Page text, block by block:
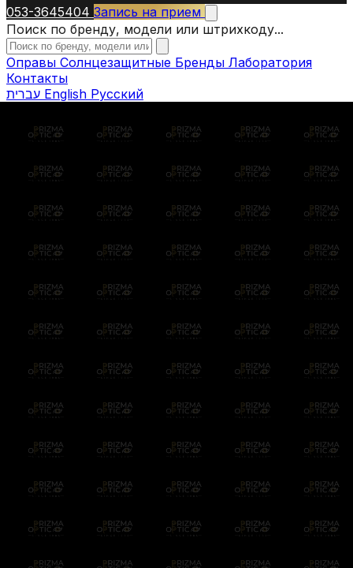
053-3645404 Запись на прием
Поиск по бренду, модели или штрихкоду...
Оправы Солнцезащитные Бренды Лаборатория
Контакты
English Русский